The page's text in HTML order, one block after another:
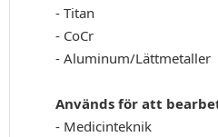
- Titan
- CoCr
- Aluminum/Lättmetaller
Används för att
- Medicinteknik